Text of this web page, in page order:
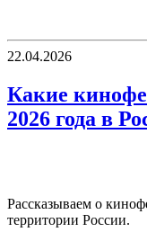
22.04.2026
Какие
2026 года в
Рассказываем о
территории России.